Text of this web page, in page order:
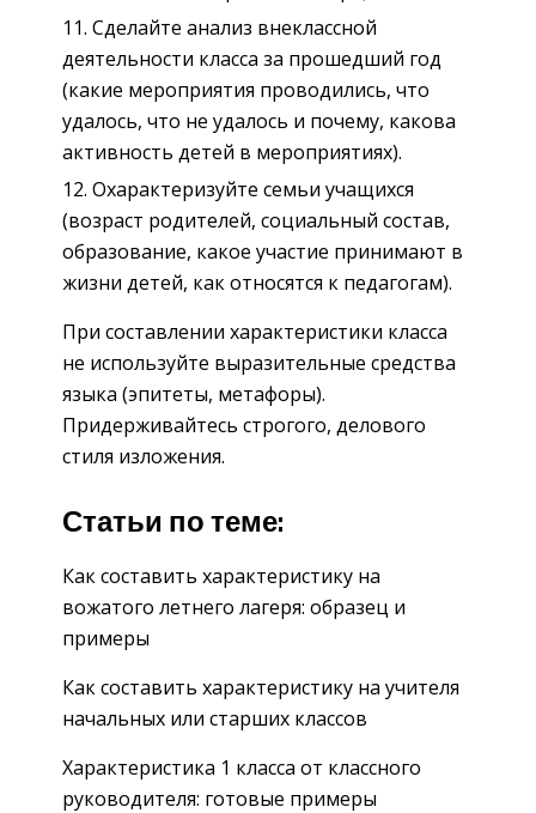
Сделайте анализ внеклассной
деятельности класса за прошедший год
(какие мероприятия проводились, что
удалось, что не удалось и почему, какова
активность детей в мероприятиях).
Охарактеризуйте семьи учащихся
(возраст родителей, социальный состав,
образование, какое участие принимают в
жизни детей, как относятся к педагогам).
При составлении характеристики класса
не используйте выразительные средства
языка (эпитеты, метафоры).
Придерживайтесь строгого, делового
стиля изложения.
Статьи по теме:
Как составить характеристику на
вожатого летнего лагеря: образец и
примеры
Как составить характеристику на учителя
начальных или старших классов
Характеристика 1 класса от классного
руководителя: готовые примеры